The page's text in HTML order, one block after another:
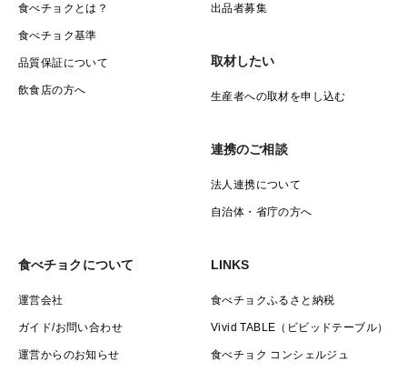
食べチョクとは？
食べチョク基準
品質保証について
飲食店の方へ
出品者募集
取材したい
生産者への取材を申し込む
連携のご相談
法人連携について
自治体・省庁の方へ
食べチョクについて
運営会社
ガイド/お問い合わせ
運営からのお知らせ
LINKS
食べチョクふるさと納税
Vivid TABLE（ビビッドテーブル）
食べチョク コンシェルジュ